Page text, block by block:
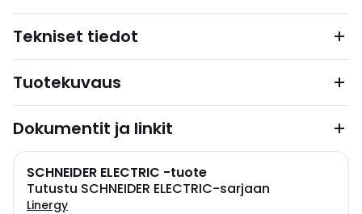
Tekniset tiedot
Tuotekuvaus
Dokumentit ja linkit
SCHNEIDER ELECTRIC -tuote
Tutustu SCHNEIDER ELECTRIC-sarjaan
Linergy